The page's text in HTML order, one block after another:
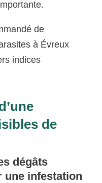
de
à Évreux
indices
de
dégâts
une infestation